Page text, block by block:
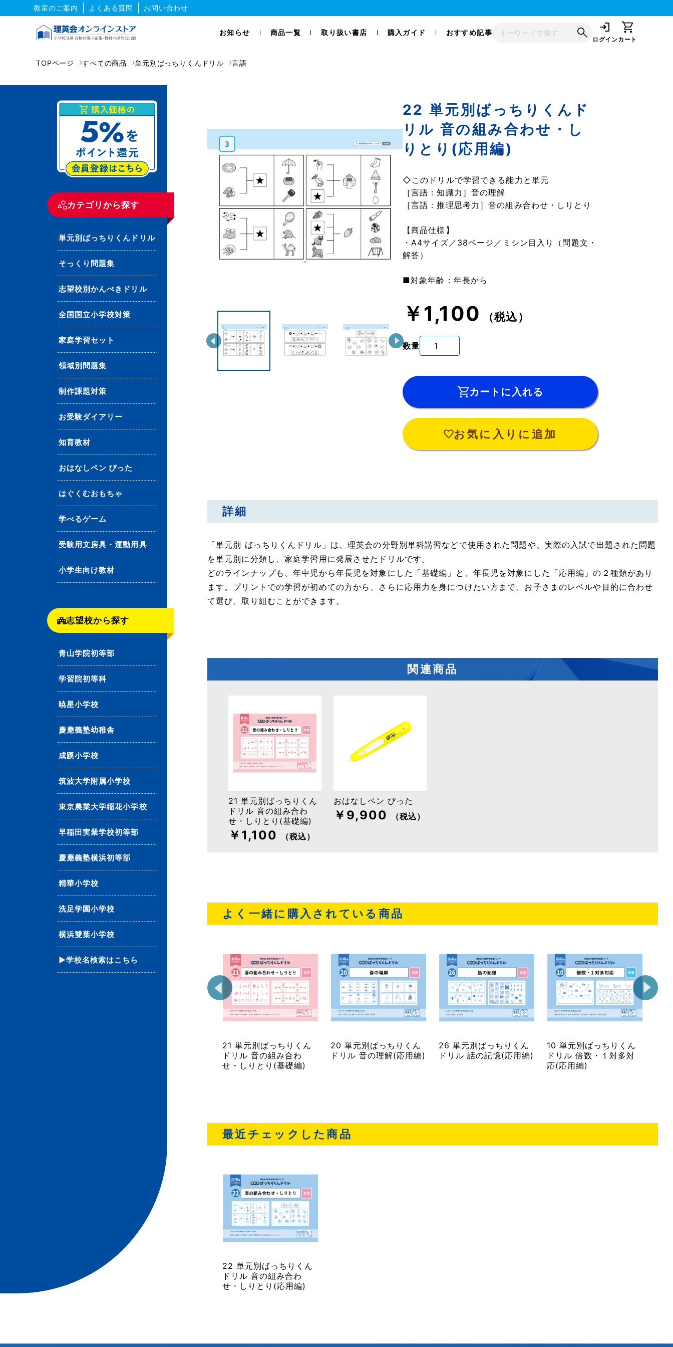
教室のご案内 よくある質問 お問い合わせ
お知らせ 商品一覧 取り扱い書店 購入ガイド おすすめ記事
ログインカート
TOPページ すべての商品 単元別ばっちりくんドリル 言語
カテゴリから探す
単元別ばっちりくんドリル
そっくり問題集
志望校別かんぺきドリル
全国国立小学校対策
家庭学習セット
領域別問題集
制作課題対策
お受験ダイアリー
知育教材
おはなしペン ぴった
はぐくむおもちゃ
学べるゲーム
受験用文房具・運動用具
小学生向け教材
志望校から探す
青山学院初等部
学習院初等科
暁星小学校
慶應義塾幼稚舎
成蹊小学校
筑波大学附属小学校
東京農業大学稲花小学校
早稲田実業学校初等部
慶應義塾横浜初等部
精華小学校
洗足学園小学校
横浜雙葉小学校
▶学校名検索はこちら
22 単元別ばっちりくんド
リル 音の組み合わせ・し
りとり(応用編)
◇このドリルで学習できる能力と単元
［言語：知識力］音の理解
［言語：推理思考力］音の組み合わせ・しりとり
【商品仕様】
・A4サイズ／38ページ／ミシン目入り（問題文・
解答）
■対象年齢：年長から
￥1,100 （税込）
数量
カートに入れる
お気に入りに追加
詳細
「単元別 ばっちりくんドリル」は、理英会の分野別単科講習などで使用された問題や、実際の入試で出題された問題
を単元別に分類し、家庭学習用に発展させたドリルです。
どのラインナップも、年中児から年長児を対象にした「基礎編」と、年長児を対象にした「応用編」の２種類があり
ます。プリントでの学習が初めての方から、さらに応用力を身につけたい方まで、お子さまのレベルや目的に合わせ
て選び、取り組むことができます。
関連商品
21 単元別ばっちりくん
ドリル 音の組み合わ
せ・しりとり(基礎編)
￥1,100 （税込）
おはなしペン ぴった
￥9,900 （税込）
よく一緒に購入されている商品
21 単元別ばっちりくん
ドリル 音の組み合わ
せ・しりとり(基礎編)
20 単元別ばっちりくん
ドリル 音の理解(応用編)
26 単元別ばっちりくん
ドリル 話の記憶(応用編)
10 単元別ばっちりくん
ドリル 倍数・１対多対
応(応用編)
最近チェックした商品
22 単元別ばっちりくん
ドリル 音の組み合わ
せ・しりとり(応用編)